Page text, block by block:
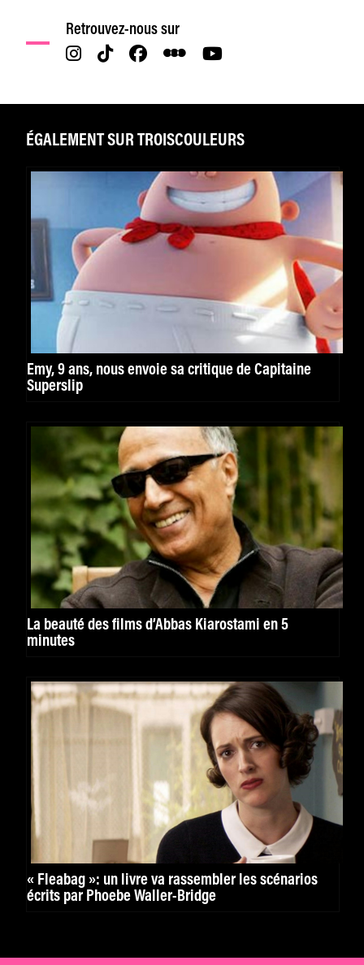
Retrouvez-nous sur
ÉGALEMENT SUR TROISCOULEURS
Emy, 9 ans, nous envoie sa critique de Capitaine
Superslip
La beauté des films d’Abbas Kiarostami en 5
minutes
« Fleabag »: un livre va rassembler les scénarios
écrits par Phoebe Waller-Bridge